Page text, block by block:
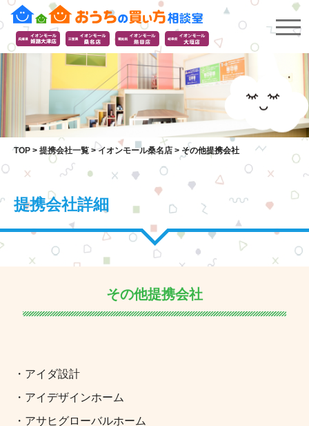
TOP > 提携会社一覧 >イオンモール桑名店 > その他提携会社
提携会社詳細
その他提携会社
・アイダ設計
・アイデザインホーム
・アサヒグローバルホーム